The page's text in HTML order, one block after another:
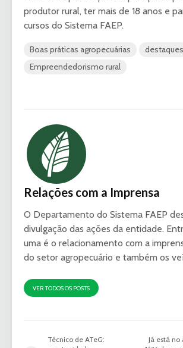
produtor rural, ter mais de 18 anos e
cursos do Sistema FAEP.
Boas práticas agropecuárias
destaques
Empreendedorismo rural
Relações com a Imprensa
O Departamento do Sistema FAEP
divulgação das ações da entidade.
uma é o relacionamento com a
do setor agropecuário e também os
VER TODOS OS POSTS
Técnico de ATeG:
Já está